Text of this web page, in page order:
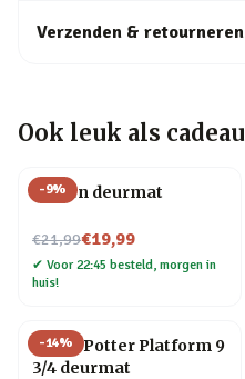
Verzenden & retourneren
Ook leuk als cadeau
-9%
Katten deurmat
€21,99
Nu voor€19,99
✔ Voor 22:45 besteld, morgen in
huis!
-14%
Harry Potter Platform 9
3/4 deurmat